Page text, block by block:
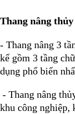
Thang nâng
- Thang nâng 3
kế gồm 3 tầng
dụng phổ biến
- Thang nâng
khu công nghiệp,